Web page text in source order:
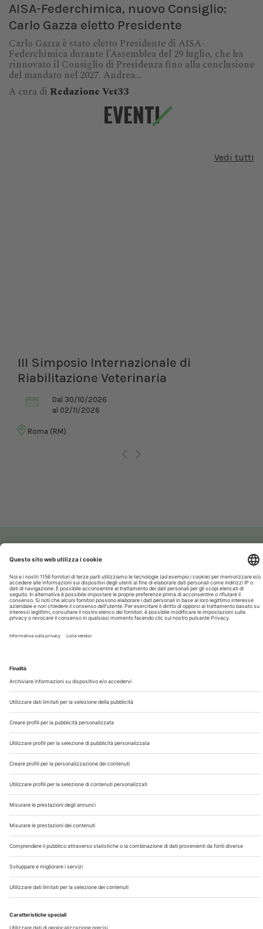
AISA-Federchimica, nuovo Consiglio:
Carlo Gazza eletto Presidente
Carlo Gazza è stato eletto Presidente di AISA-
Federchimica durante l’Assemblea del 29 luglio, che ha
rinnovato il Consiglio di Presidenza fino alla conclusione
del mandato nel 2027. Andrea...
A cura di Redazione Vet33
EVENTI
Vedi tutti
III Simposio Internazionale di
Riabilitazione Veterinaria
Dal 30/10/2026
al 02/11/2026
Roma (RM)
Chi Siamo
Contatti
Note Legali
Privacy